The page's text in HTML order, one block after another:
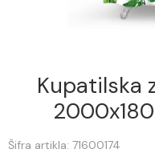
Kupatilska
Šifra artikla: 71600174